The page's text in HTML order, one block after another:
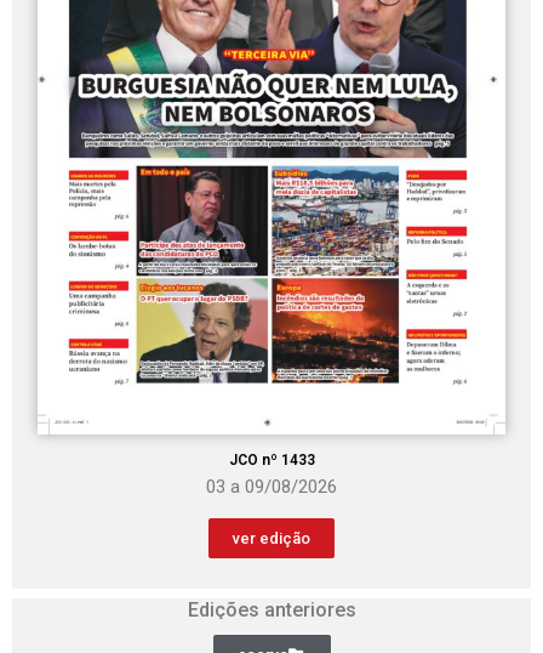
JCO nº 1433
03 a 09/08/2026
ver edição
Edições anteriores